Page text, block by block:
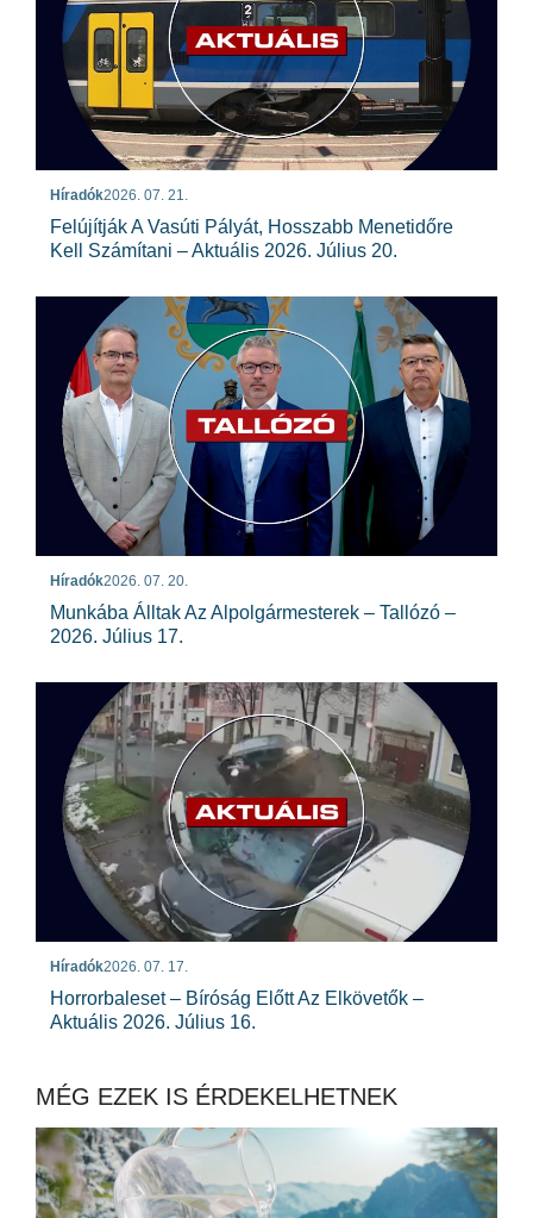
Híradók2026. 07. 21.
Felújítják A Vasúti Pályát, Hosszabb Menetidőre
Kell Számítani – Aktuális 2026. Július 20.
Híradók2026. 07. 20.
Munkába Álltak Az Alpolgármesterek – Tallózó –
2026. Július 17.
Híradók2026. 07. 17.
Horrorbaleset – Bíróság Előtt Az Elkövetők –
Aktuális 2026. Július 16.
MÉG EZEK IS ÉRDEKELHETNEK